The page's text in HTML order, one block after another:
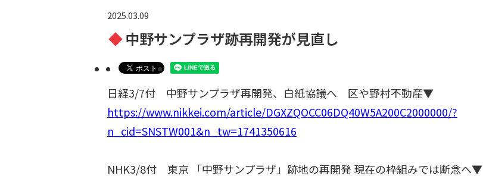
2025.03.09
中野サンプラザ跡再開発が見直し
日経3/7付 中野サンプラザ再開発、白紙協議へ 区や野村不動産▼
https://www.nikkei.com/article/DGXZQOCC06DQ40W5A200C2000000/?
n_cid=SNSTW001&n_tw=1741350616
NHK3/8付 東京 「中野サンプラザ」跡地の再開発 現在の枠組みでは断念へ▼